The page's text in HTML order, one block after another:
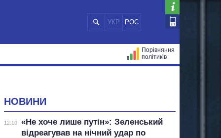
УКР РОС
Порівняння
політиків
НОВИНИ
12:10
«Не хоче лише путін»: Зеленський
відреагував на нічний удар по